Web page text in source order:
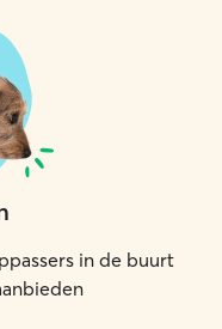
in de buurt